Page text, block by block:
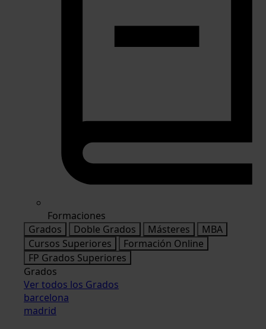
Formaciones
Grados
Doble Grados Másteres
MBA
Cursos Superiores
Formación Online
FP Grados Superiores
Grados
Ver todos los Grados
barcelona
madrid